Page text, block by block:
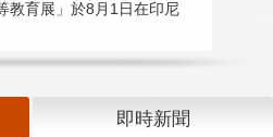
教育展」於8月1日在印尼
即時新聞